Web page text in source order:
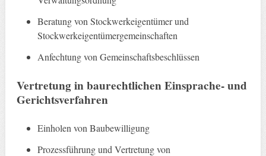
Beratung von Stockwerkeigentümer und
Stockwerkeigentümergemeinschaften
Anfechtung von Gemeinschaftsbeschlüssen
Vertretung in baurechtlichen Einsprache- und
Gerichtsverfahren
Einholen von Baubewilligung
Prozessführung und Vertretung von